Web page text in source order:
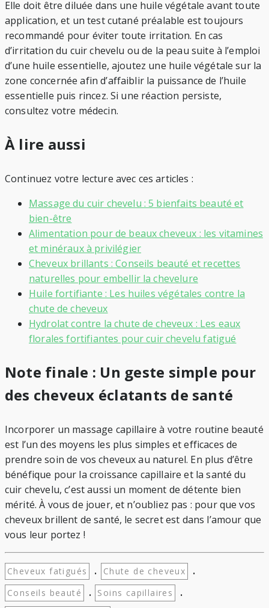
Elle doit être diluée dans une huile végétale avant toute
application, et un test cutané préalable est toujours
recommandé pour éviter toute irritation. En cas
d’irritation du cuir chevelu ou de la peau suite à l’emploi
d’une huile essentielle, ajoutez une huile végétale sur la
zone concernée afin d’affaiblir la puissance de l’huile
essentielle puis rincez. Si une réaction persiste,
consultez votre médecin.
À lire aussi
Continuez votre lecture avec ces articles :
Massage du cuir chevelu : 5 bienfaits beauté et
bien-être
Alimentation pour de beaux cheveux : les vitamines
et minéraux à privilégier
Cheveux brillants : Conseils beauté et recettes
naturelles pour embellir la chevelure
Huile fortifiante : Les huiles végétales contre la
chute de cheveux
Hydrolat contre la chute de cheveux : Les eaux
florales fortifiantes pour cuir chevelu fatigué
Note finale : Un geste simple pour
des cheveux éclatants de santé
Incorporer un massage capillaire à votre routine beauté
est l’un des moyens les plus simples et efficaces de
prendre soin de vos cheveux au naturel. En plus d’être
bénéfique pour la croissance capillaire et la santé du
cuir chevelu, c’est aussi un moment de détente bien
mérité. À vous de jouer, et n’oubliez pas : pour que vos
cheveux brillent de santé, le secret est dans l’amour que
vous leur portez !
Cheveux fatigués . Chute de cheveux .
Conseils beauté . Soins capillaires .